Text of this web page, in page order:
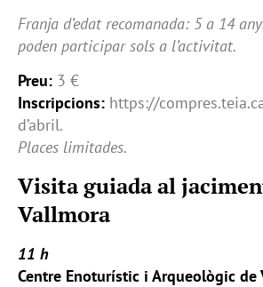
Franja d’edat recomanada: 5 a 14
poden participar sols a l’activitat.
Preu: 3 €
Inscripcions: https://
d’abril.
Places limitades.
Visita guiada al
Vallmora
11 h
Centre Enoturístic i Arqueològic de